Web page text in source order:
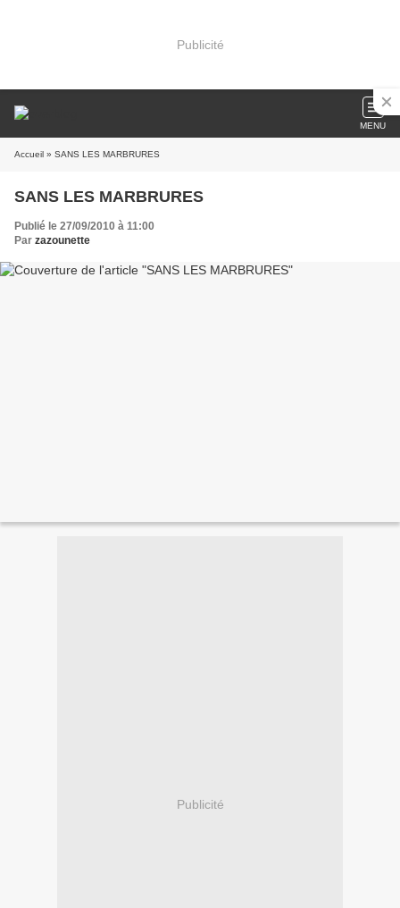
Publicité
MENU
Accueil » SANS LES MARBRURES
SANS LES MARBRURES
Publié le 27/09/2010 à 11:00
Par zazounette
Publicité